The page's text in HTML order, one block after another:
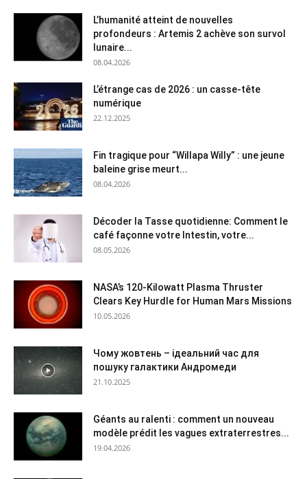
L’humanité atteint de nouvelles
profondeurs : Artemis 2 achève son survol
lunaire...
08.04.2026
L’étrange cas de 2026 : un casse-tête
numérique
22.12.2025
Fin tragique pour “Willapa Willy” : une jeune
baleine grise meurt...
08.04.2026
Décoder la Tasse quotidienne: Comment le
café façonne votre Intestin, votre...
08.05.2026
NASA’s 120-Kilowatt Plasma Thruster
Clears Key Hurdle for Human Mars Missions
10.05.2026
Чому жовтень – ідеальний час для
пошуку галактики Андромеди
21.10.2025
Géants au ralenti : comment un nouveau
modèle prédit les vagues extraterrestres...
19.04.2026